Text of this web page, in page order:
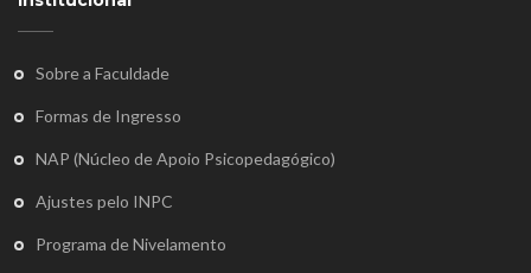
Sobre a Faculdade
Formas de Ingresso
NAP (Núcleo de Apoio Psicopedagógico)
Ajustes pelo INPC
Programa de Nivelamento